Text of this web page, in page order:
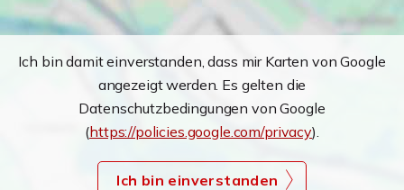
Ich bin damit einverstanden, dass mir Karten von Google
angezeigt werden. Es gelten die
Datenschutzbedingungen von Google
(https://policies.google.com/privacy).
Ich bin einverstanden